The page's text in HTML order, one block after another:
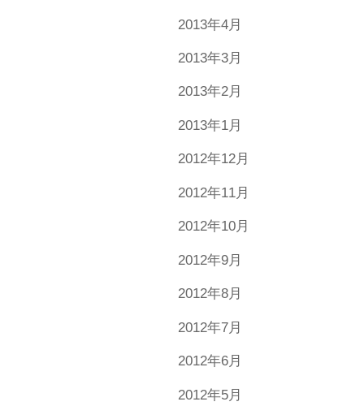
2013年4月
2013年3月
2013年2月
2013年1月
2012年12月
2012年11月
2012年10月
2012年9月
2012年8月
2012年7月
2012年6月
2012年5月